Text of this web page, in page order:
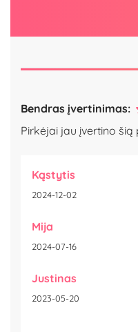
Bendras įvertinimas:
Pirkėjai jau įvertino
Kąstytis
2024-12-02
Mija
2024-07-16
Justinas
2023-05-20